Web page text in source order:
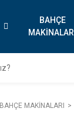
BAHÇE
MAKİNALARI
BAHÇE MAKİNALARI